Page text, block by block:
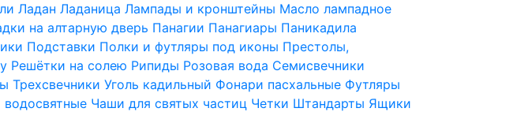
ЛаданЛаданицаЛампады и кронштейны Масло лампадное
на алтарную дверь Панагии Панагиары Паникадила
Подставки Полки и футляры под иконы Престолы,
Решётки на солею Рипиды Розовая вода Семисвечники
ТрехсвечникиУголь кадильный Фонари пасхальные Футляры
Чаши для святых частиц Четки Штандарты Ящики